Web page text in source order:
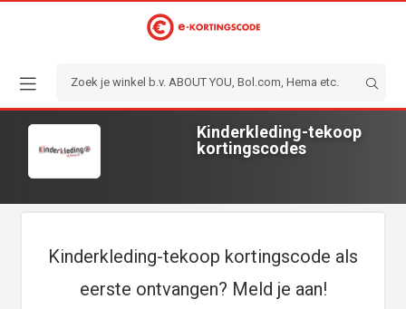
Kinderkleding-tekoop
kortingscodes
Kinderkleding-tekoop kortingscode als
eerste ontvangen? Meld je aan!